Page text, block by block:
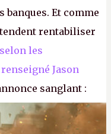
banques. Et comme
rentabiliser
selon les
Jason
sanglant :
fermetures de
En gros, essorer